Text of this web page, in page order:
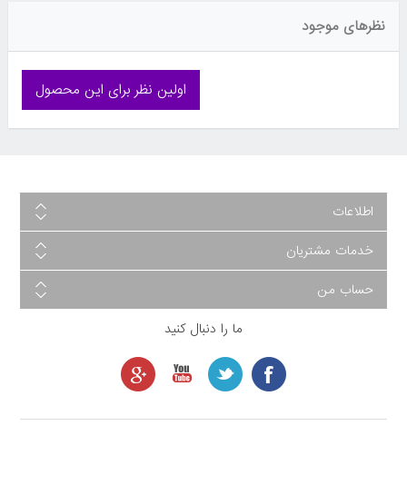
نظرهای موجود
اولین نظر برای این محصول
اطلاعات
خدمات مشتریان
حساب من
ما را دنبال کنید